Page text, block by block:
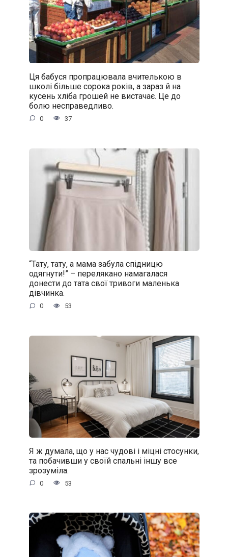
Ця бабуся пропрацювала вчителькою в
школі більше сорока років, а зараз й на
кусень хліба грошей не вистачає. Це до
болю несправедливо.
0 37
“Тату, тату, а мама забула спідницю
одягнути!” – перелякано намагалася
донести до тата свої тривоги маленька
дівчинка.
0 53
Я ж думала, що у нас чудові і міцні стосунки,
та побачивши у своїй спальні іншу все
зрозуміла.
0 53